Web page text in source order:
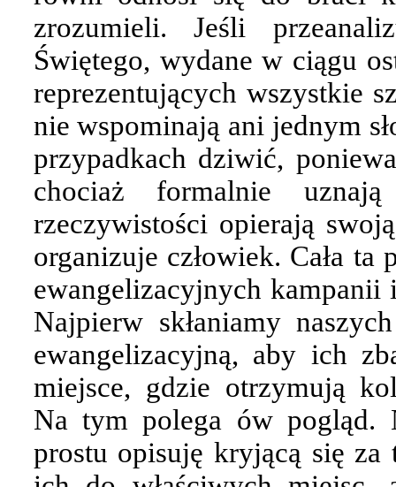
zrozumieli. Jeśli
Świętego, wydane w ciągu
reprezentujących wszystkie
nie wspominają ani jednym
przypadkach dziwić,
chociaż formalnie
rzeczywistości opierają
organizuje człowiek. Cała
ewangelizacyjnych kampanii
Najpierw skłaniamy
ewangelizacyjną, aby ich
miejsce, gdzie otrzymują
Na tym polega ów pogląd.
prostu opisuję kryjącą się